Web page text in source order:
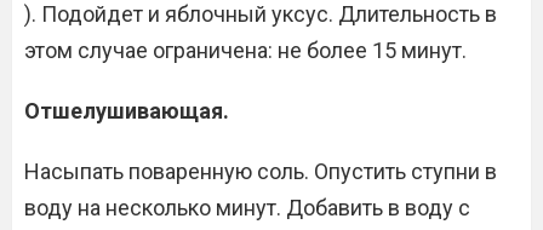
). Подойдет и яблочный уксус. Длительность в
этом случае ограничена: не более 15 минут.
Отшелушивающая.
Насыпать поваренную соль. Опустить ступни в
воду на несколько минут. Добавить в воду с